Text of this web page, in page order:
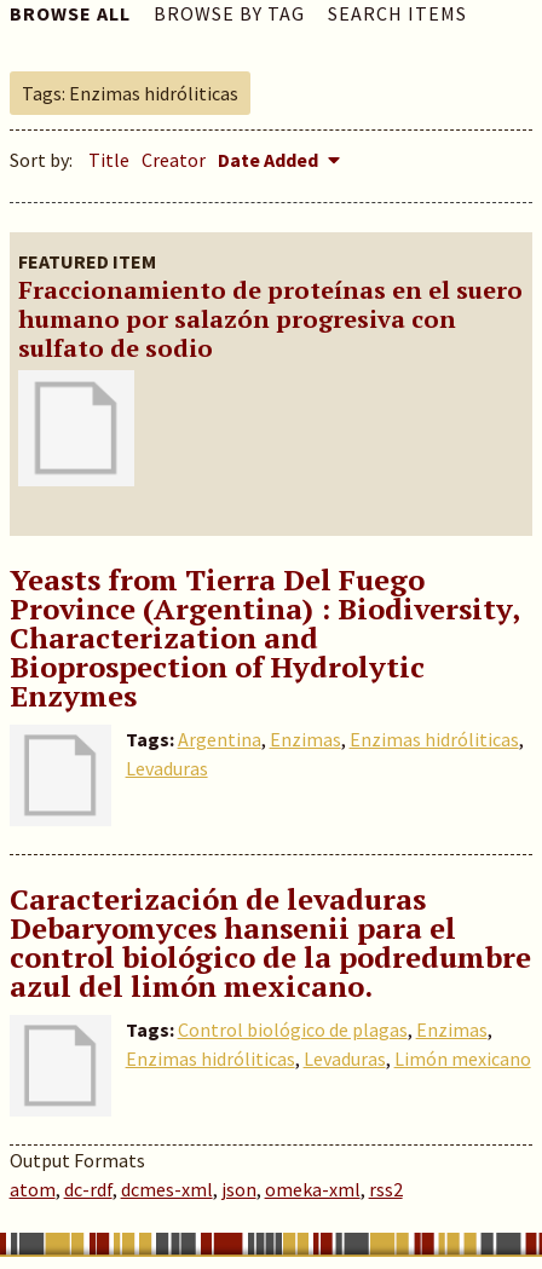
BROWSE ALL BROWSE BY TAG SEARCH ITEMS
Tags: Enzimas hidróliticas
Sort by: Title Creator Date Added
FEATURED ITEM
Fraccionamiento de proteínas en el suero
humano por salazón progresiva con
sulfato de sodio
Yeasts from Tierra Del Fuego
Province (Argentina) : Biodiversity,
Characterization and
Bioprospection of Hydrolytic
Enzymes
Tags:Argentina, Enzimas, Enzimas hidróliticas,
Levaduras
Caracterización de levaduras
Debaryomyces hansenii para el
control biológico de la podredumbre
azul del limón mexicano.
Tags:Control biológico de plagas, Enzimas,
Enzimas hidróliticas, Levaduras, Limón mexicano
Output Formats
atom, dc-rdf, dcmes-xml, json, omeka-xml, rss2